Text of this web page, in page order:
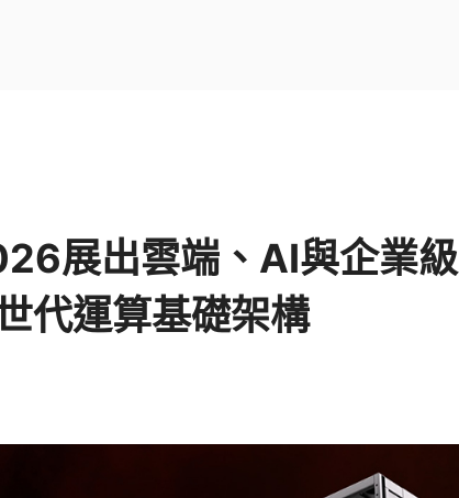
展出雲端、AI與企業級
代運算基礎架構